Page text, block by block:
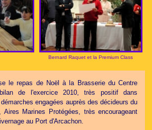
Bernard Raquet et la Premium Class
le repas de Noël à la Brasserie du Centre
de l'exercice 2010, très positif dans
engagées auprès des décideurs du
Marines Protégées, très encourageant
au Port d'Arcachon.